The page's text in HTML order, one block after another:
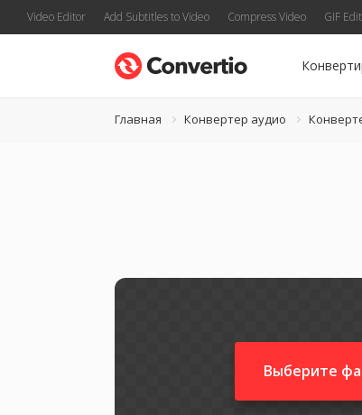
Video Editor Add Subtitles to Video Compress Video GIF
Главная Конвертер аудио
Выберите